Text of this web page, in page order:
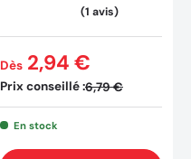
Prix conseillé :6,79 €
Dès 2,94 €
En stock